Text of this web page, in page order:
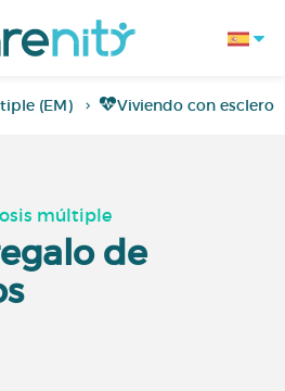
(EM) Viviendo con
múltiple
de